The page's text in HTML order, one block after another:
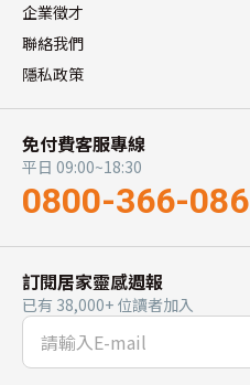
企業徵才
聯絡我們
隱私政策
免付費客服專線
平日 09:00~18:30
0800-366-086
訂閱居家靈感週報
已有 38,000+ 位讀者加入